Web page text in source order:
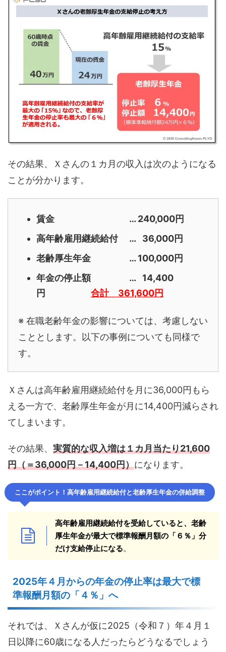
その結果、Ｘさんの１カ月の収入は次のようになる
ことが分かります。
賃金 … 240,000円
高年齢雇用継続給付 … 36,000円
老齢厚生年金 … 100,000円
年金の停止額 … 14,400
円 合計 361,600円
※ 在職老齢年金の影響については、考慮しない
こととします。以下の事例についても同様で
す。
Ｘさんは高年齢雇用継続給付を月に36,000円もら
える一方で、老齢厚生年金が月に14,400円減らされ
てしまいます。
その結果、 実質的な収入増は１カ月当たり21,600
円（＝36,000円－14,400円）になります。
ここがポイント！高年齢雇用継続給付と老齢厚生年金の併給調整
高年齢雇用継続給付を受給していると、老齢
厚生年金が最大で標準報酬月額の「６％」分
だけ支給停止になる。
2025年４月からの年金の停止率は最大で標
準報酬月額の「４％」へ
それでは、Ｘさんが仮に2025（令和７）年４月１
日以降に60歳になる人だったらどうなるでしょう